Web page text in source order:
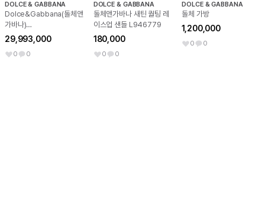
DOLCE & GABBANA
Dolce&Gabbana(돌체앤
가바나)
WBLB5GWMIX1ZOO00
18K옐로골드멀티컬러 사파
이어 레인보우 브레이슬릿
29,993,000
0 0
DOLCE & GABBANA
돌체앤가바나 새틴 퀄팅 레
이스업 샌들 L946779
180,000
0 0
DOLCE & GABBANA
돌체 가방
1,200,000
0 0